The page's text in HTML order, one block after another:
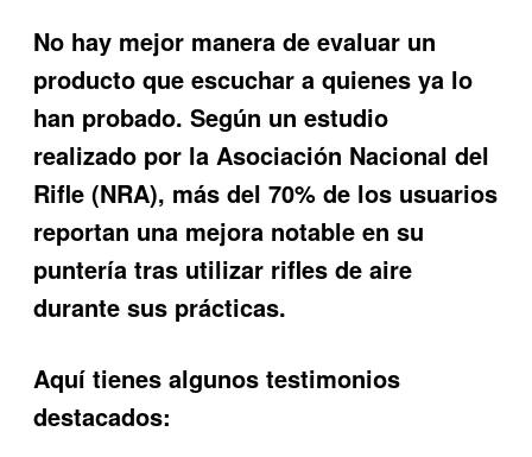
No hay mejor manera de evaluar un
producto que escuchar a quienes ya lo
han probado. Según un estudio
realizado por la Asociación Nacional del
Rifle (NRA), más del 70% de los usuarios
reportan una mejora notable en su
puntería tras utilizar rifles de aire
durante sus prácticas.
Aquí tienes algunos testimonios
destacados: